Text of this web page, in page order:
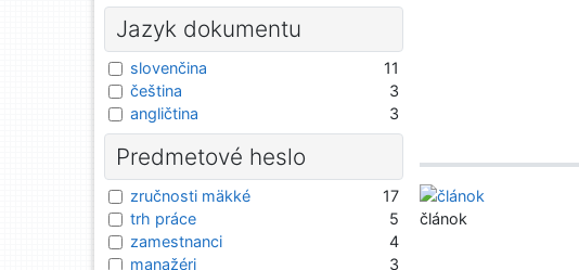
článok
Jazyk dokumentu
slovenčina
11
čeština
3
angličtina
3
Predmetové heslo
zručnosti mäkké
17
trh práce
5
zamestnanci
4
manažéri
3